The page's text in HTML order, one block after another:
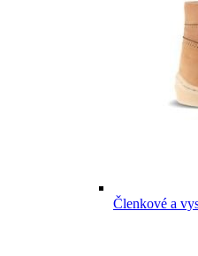
Členkové a